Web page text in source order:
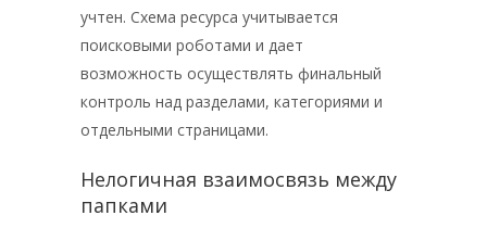
учтен. Схема ресурса учитывается
поисковыми роботами и дает
возможность осуществлять финальный
контроль над разделами, категориями и
отдельными страницами.
Нелогичная взаимосвязь между
папками